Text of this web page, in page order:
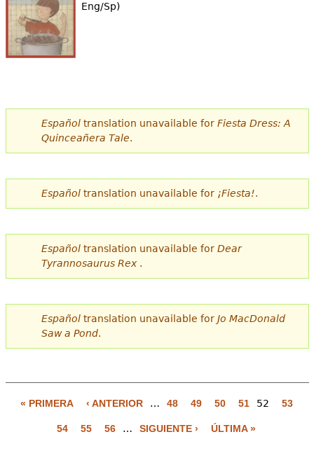
Eng/Sp)
Españoltranslation unavailable for Fiesta Dress: A
Quinceañera Tale.
Españoltranslation unavailable for ¡Fiesta!.
Españoltranslation unavailable for Dear
Tyrannosaurus Rex .
Españoltranslation unavailable for Jo MacDonald
Saw a Pond.
« PRIMERA ‹ ANTERIOR … 48 49 50 51 52 53
54 55 56 … SIGUIENTE › ÚLTIMA »